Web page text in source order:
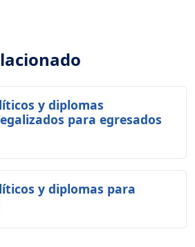
y diplomas
para egresados
y diplomas para